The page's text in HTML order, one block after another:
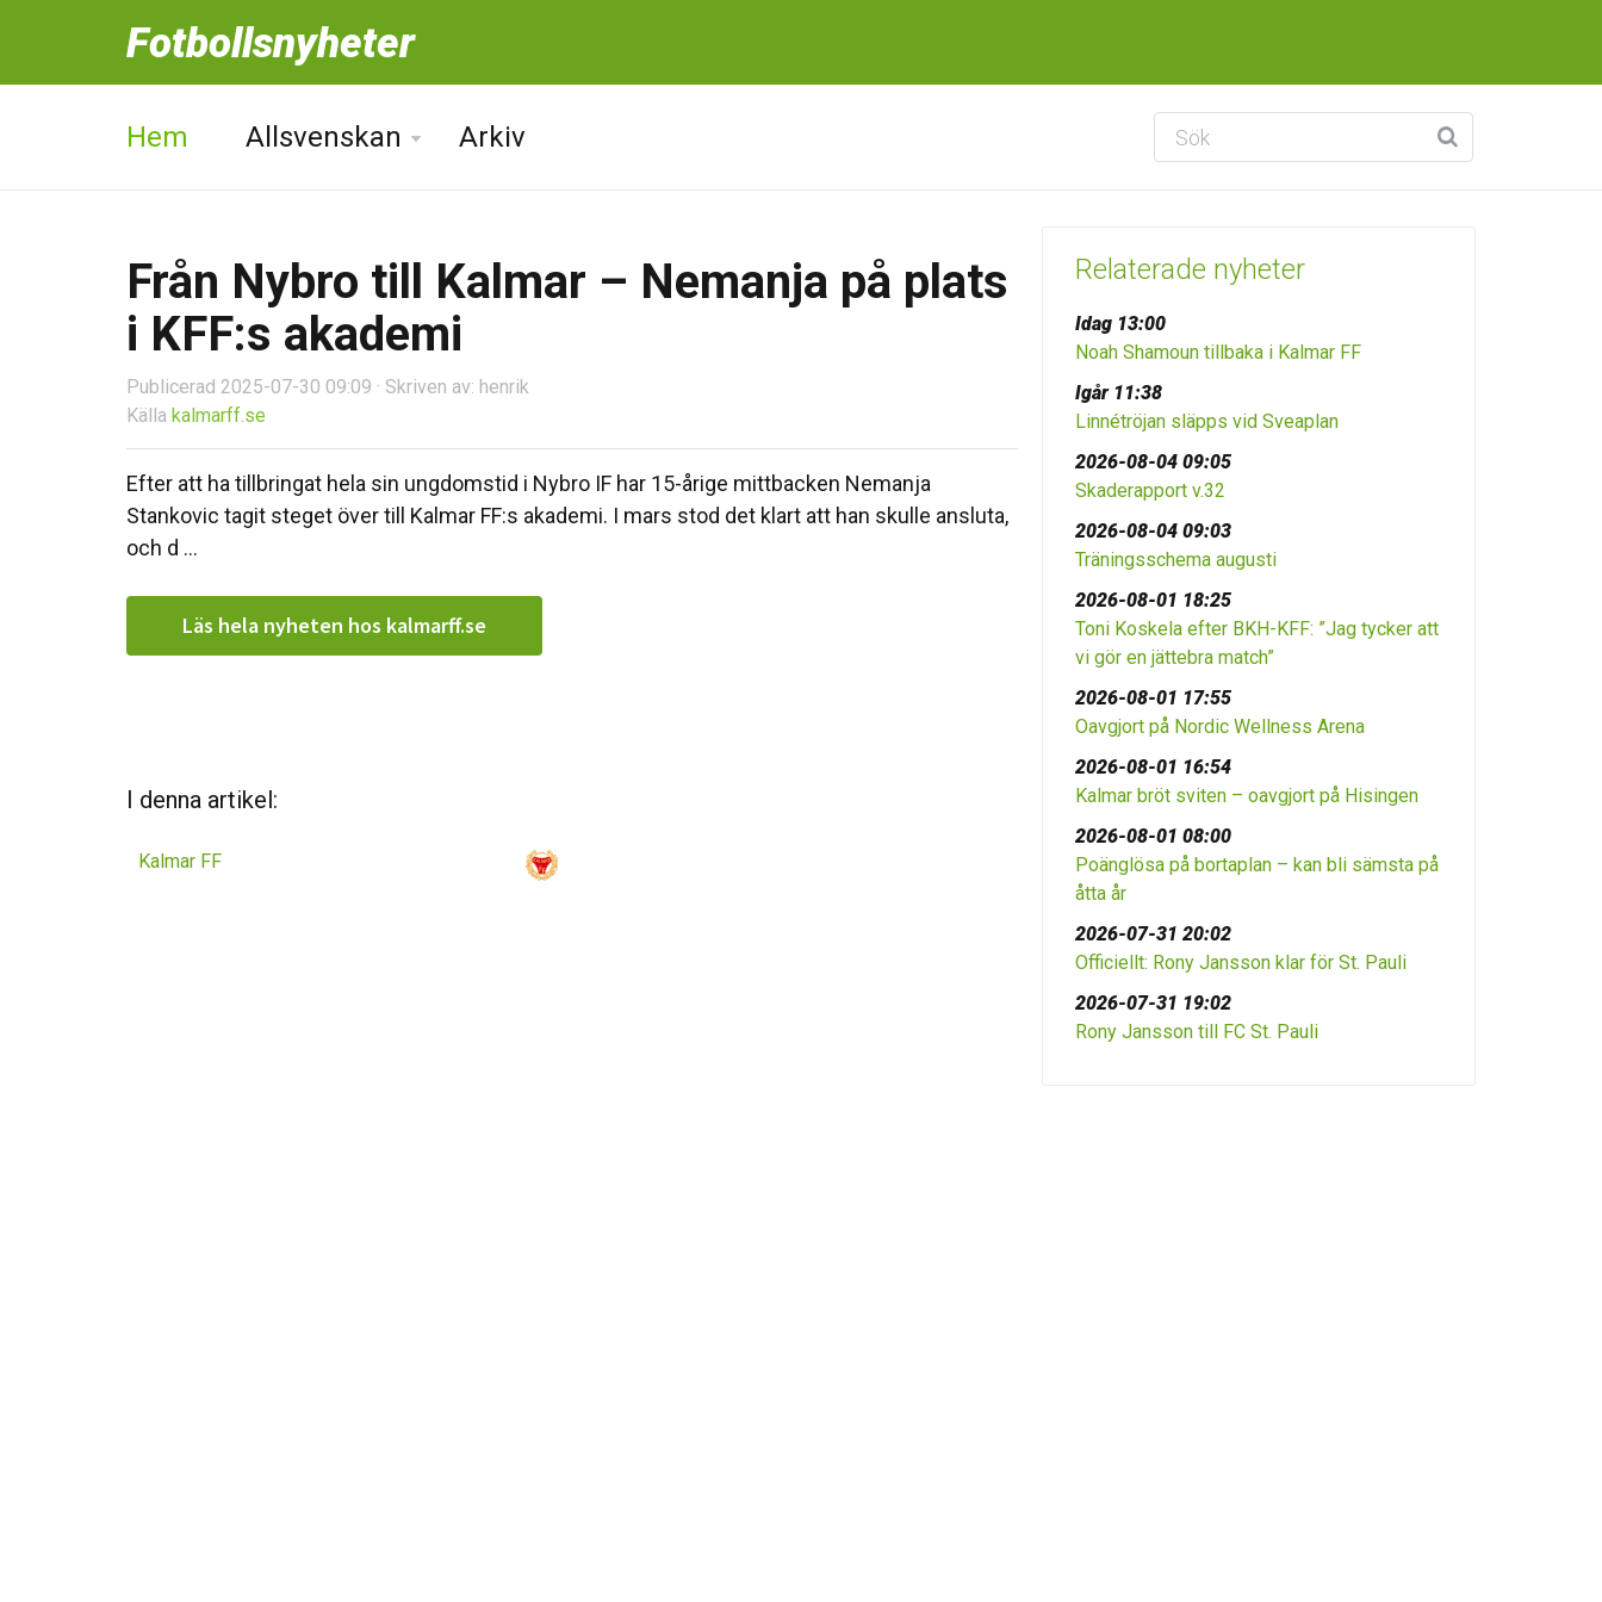
Fotbollsnyheter
Hem Allsvenskan Arkiv
Från Nybro till Kalmar – Nemanja på plats
i KFF:s akademi
Publicerad 2025-07-30 09:09 · Skriven av: henrik
Källa kalmarff.se
Efter att ha tillbringat hela sin ungdomstid i Nybro IF har 15-årige mittbacken Nemanja
Stankovic tagit steget över till Kalmar FF:s akademi. I mars stod det klart att han skulle ansluta,
och d ...
Läs hela nyheten hos kalmarff.se
I denna artikel:
Kalmar FF
Relaterade nyheter
Idag 13:00
Noah Shamoun tillbaka i Kalmar FF
Igår 11:38
Linnétröjan släpps vid Sveaplan
2026-08-04 09:05
Skaderapport v.32
2026-08-04 09:03
Träningsschema augusti
2026-08-01 18:25
Toni Koskela efter BKH-KFF: ”Jag tycker att
vi gör en jättebra match”
2026-08-01 17:55
Oavgjort på Nordic Wellness Arena
2026-08-01 16:54
Kalmar bröt sviten – oavgjort på Hisingen
2026-08-01 08:00
Poänglösa på bortaplan – kan bli sämsta på
åtta år
2026-07-31 20:02
Officiellt: Rony Jansson klar för St. Pauli
2026-07-31 19:02
Rony Jansson till FC St. Pauli